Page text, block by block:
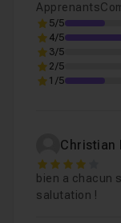
Apprenants
5/5
4/5
3/5
2/5
1/5
Christian
4
bien a chacun
salutation !